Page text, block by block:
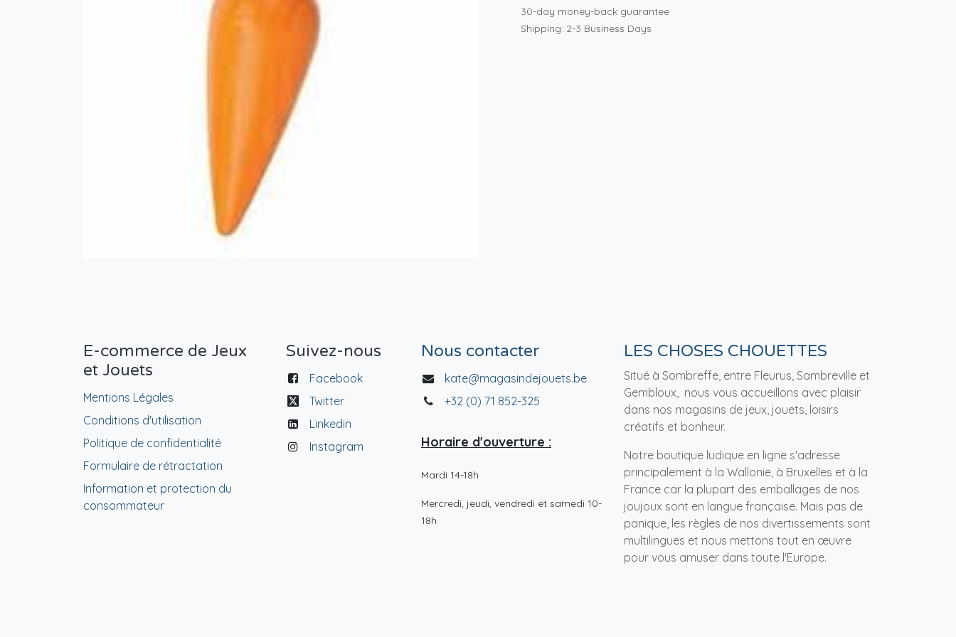
30-day money-back guarantee
Shipping: 2-3 Business Days
E-commerce de Jeux
et Jouets
Mentions Légales
Conditions d'utilisation
Politique de confidentialité
Formulaire de rétractation
Information et protection du
consommateur
Suivez-nous
Facebook
Twitter
Linkedin
Instagram
Nous contacter
kate@magasindejouets.be
+32 (0) 71 852-325
Horaire d'ouverture :
Mardi 14-18h
Mercredi, jeudi, vendredi et samedi 10-
18h
LES CHOSES CHOUETTES
Situé à Sombreffe, entre Fleurus, Sambreville et
Gembloux, nous vous accueillons avec plaisir
dans nos magasins de jeux, jouets, loisirs
créatifs et bonheur.
Notre boutique ludique en ligne s'adresse
principalement à la Wallonie, à Bruxelles et à la
France car la plupart des emballages de nos
joujoux sont en langue française. Mais pas de
panique, les règles de nos divertissements sont
multilingues et nous mettons tout en œuvre
pour vous amuser dans toute l'Europe.